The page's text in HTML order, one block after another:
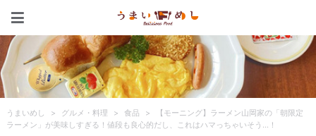
うまいめし > グルメ・料理 > 食品 >
【モーニング】ラーメン山岡家の「朝限定
ラーメン」が美味しすぎる！値段も良心的だし、これはハマっちゃいそう…！